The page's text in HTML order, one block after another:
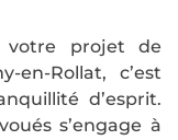
votre projet de
en-Rollat, c’est
d’esprit.
s’engage à